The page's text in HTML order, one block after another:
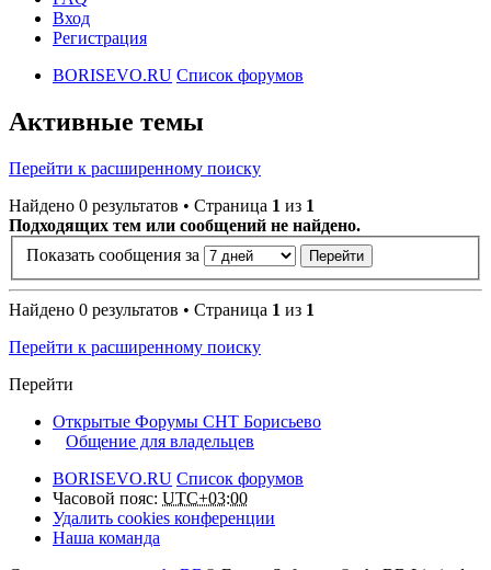
Вход
Регистрация
BORISEVO.RU Список форумов
Активные темы
Перейти к расширенному поиску
Найдено 0 результатов • Страница 1 из 1
Подходящих тем или сообщений не найдено.
Показать сообщения за
Найдено 0 результатов • Страница 1 из 1
Перейти к расширенному поиску
Перейти
Открытые Форумы СНТ Борисьево
Общение для владельцев
BORISEVO.RU Список форумов
Часовой пояс: UTC+03:00
Удалить cookies конференции
Наша команда